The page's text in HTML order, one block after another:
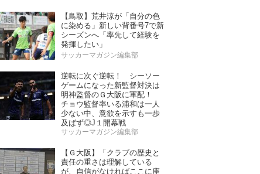
【鳥取】荒井涼が「自分の色
に染める」新しい背番号7で新
シーズンへ「率先して経験を
発揮したい」
サッカーマガジン編集部
逆転に次ぐ逆転！ シーソー
ゲームになった新監督対決は
明神監督のＧ大阪に軍配！
チョウ監督率いる浦和は一人
少ない中、意欲を示すも一歩
及ばず◎J１開幕戦
サッカーマガジン編集部
【Ｇ大阪】「クラブの歴史と
責任の重さは理解している
が、自信がなければここに座